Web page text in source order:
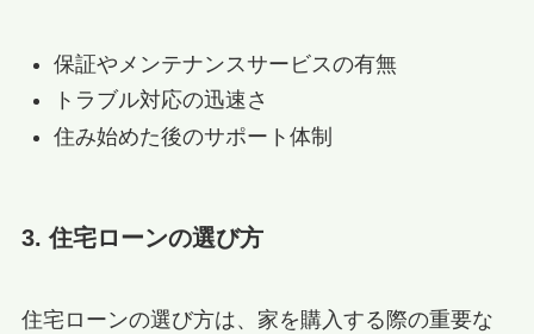
保証やメンテナンスサービスの有無
トラブル対応の迅速さ
住み始めた後のサポート体制
3. 住宅ローンの選び方
住宅ローンの選び方は、家を購入する際の重要な